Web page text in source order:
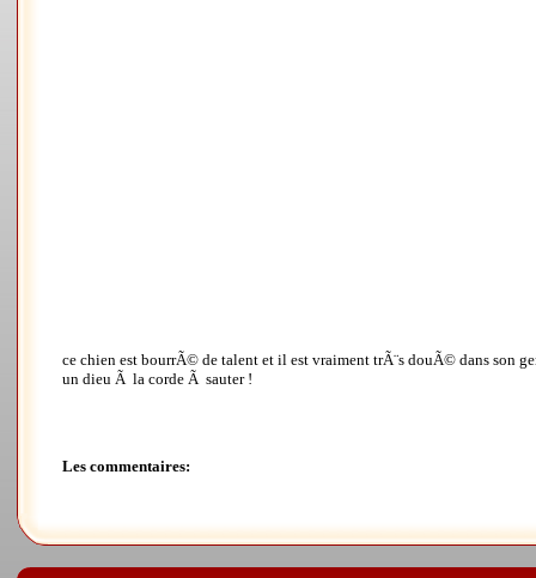
ce chien est bourrÃ© de talent et il est vraiment trÃ¨s douÃ© dans son
un dieu Ã la corde Ã sauter !
Les commentaires: